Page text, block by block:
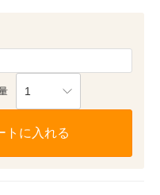
1
トに入れる